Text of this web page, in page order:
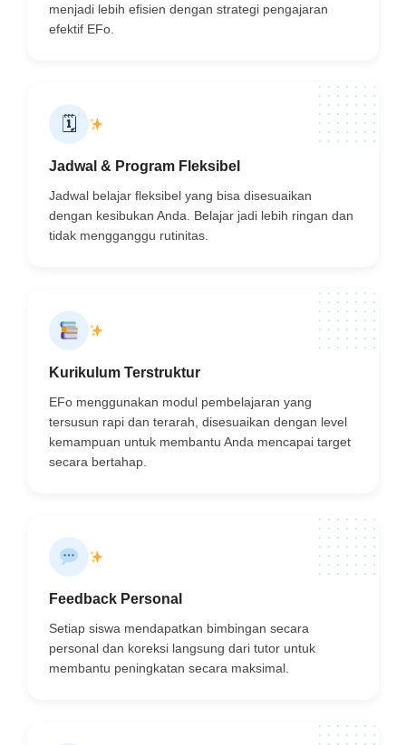
menjadi lebih efisien dengan strategi pengajaran
efektif EFo.
🗓
Jadwal & Program Fleksibel
Jadwal belajar fleksibel yang bisa disesuaikan
dengan kesibukan Anda. Belajar jadi lebih ringan dan
tidak mengganggu rutinitas.
Kurikulum Terstruktur
EFo menggunakan modul pembelajaran yang
tersusun rapi dan terarah, disesuaikan dengan level
kemampuan untuk membantu Anda mencapai target
secara bertahap.
Feedback Personal
Setiap siswa mendapatkan bimbingan secara
personal dan koreksi langsung dari tutor untuk
membantu peningkatan secara maksimal.